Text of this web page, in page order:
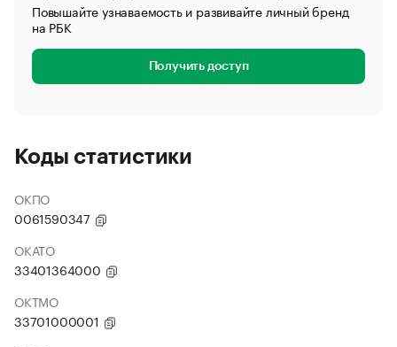
Повышайте узнаваемость и развивайте личный бренд
на РБК
Получить доступ
Коды статистики
ОКПО
0061590347
ОКАТО
33401364000
ОКТМО
33701000001